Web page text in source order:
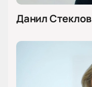
Данил Стеклов